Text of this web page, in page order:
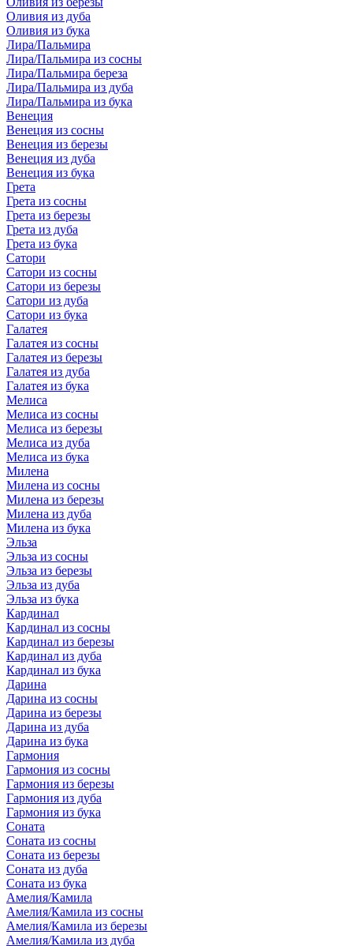
Оливия из дуба
Оливия из бука
Лира/Пальмира
Лира/Пальмира из сосны
Лира/Пальмира береза
Лира/Пальмира из дуба
Лира/Пальмира из бука
Венеция
Венеция из сосны
Венеция из березы
Венеция из дуба
Венеция из бука
Грета
Грета из сосны
Грета из березы
Грета из дуба
Грета из бука
Сатори
Сатори из сосны
Сатори из березы
Сатори из дуба
Сатори из бука
Галатея
Галатея из сосны
Галатея из березы
Галатея из дуба
Галатея из бука
Мелиса
Мелиса из сосны
Мелиса из березы
Мелиса из дуба
Мелиса из бука
Милена
Милена из сосны
Милена из березы
Милена из дуба
Милена из бука
Эльза
Эльза из сосны
Эльза из березы
Эльза из дуба
Эльза из бука
Кардинал
Кардинал из сосны
Кардинал из березы
Кардинал из дуба
Кардинал из бука
Дарина
Дарина из сосны
Дарина из березы
Дарина из дуба
Дарина из бука
Гармония
Гармония из сосны
Гармония из березы
Гармония из дуба
Гармония из бука
Соната
Соната из сосны
Соната из березы
Соната из дуба
Соната из бука
Амелия/Камила
Амелия/Камила из сосны
Амелия/Камила из березы
Амелия/Камила из дуба